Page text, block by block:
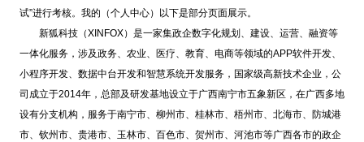
试”进行考核。我的（个人中心）以下是部分页面展示。
新狐科技（XINFOX）是一家集政企数字化规划、建设、运营、融资等
一体化服务，涉及政务、农业、医疗、教育、电商等领域的APP软件开发、
小程序开发、数据中台开发和智慧系统开发服务，国家级高新技术企业，公
司成立于2014年，总部及研发基地设立于广西南宁市五象新区，在广西多地
设有分支机构，服务于南宁市、柳州市、桂林市、梧州市、北海市、防城港
市、钦州市、贵港市、玉林市、百色市、贺州市、河池市等广西各市的政企